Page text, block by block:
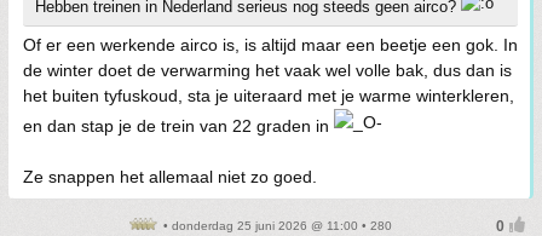
Hebben treinen in Nederland serieus nog steeds geen airco?
Of er een werkende airco is, is altijd maar een beetje een gok. In
de winter doet de verwarming het vaak wel volle bak, dus dan is
het buiten tyfuskoud, sta je uiteraard met je warme winterkleren,
en dan stap je de trein van 22 graden in
Ze snappen het allemaal niet zo goed.
• donderdag 25 juni 2026 @ 11:00 • 280